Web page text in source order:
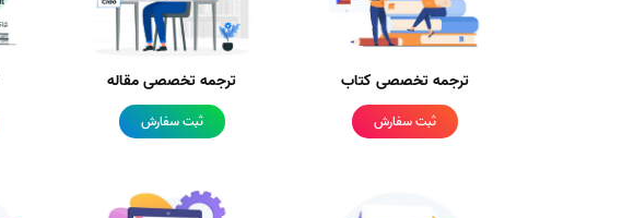
ترجمه تخصصی کتاب
ثبت سفارش
ترجمه تخصصی مقاله
ثبت سفارش